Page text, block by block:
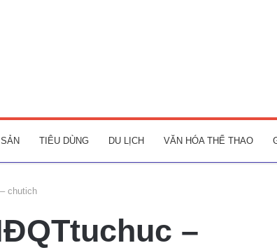
TIÊU DÙNG DU LỊCH VĂN HÓA THỂ THAO
chutich
–